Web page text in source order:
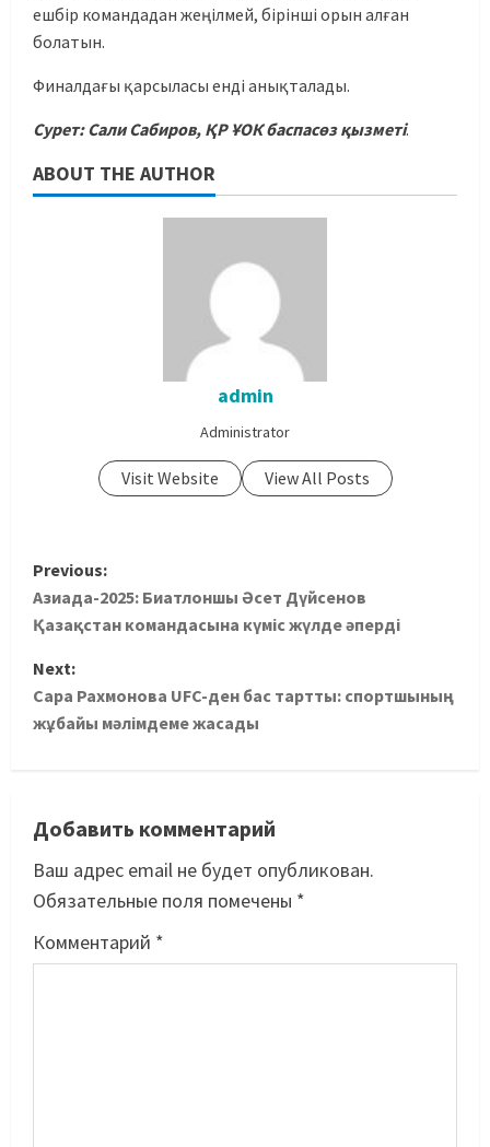
ешбір командадан жеңілмей, бірінші орын алған
болатын.
Финалдағы қарсыласы енді анықталады.
Сурет: Сали Сабиров, ҚР ҰОК баспасөз қызметі.
ABOUT THE AUTHOR
admin
Administrator
Visit Website View All Posts
Previous:
Азиада-2025: Биатлоншы Әсет Дүйсенов
Қазақстан командасына күміс жүлде әперді
Next:
Сара Рахмонова UFC-ден бас тартты: спортшының
жұбайы мәлімдеме жасады
Добавить комментарий
Ваш адрес email не будет опубликован.
Обязательные поля помечены *
Комментарий *